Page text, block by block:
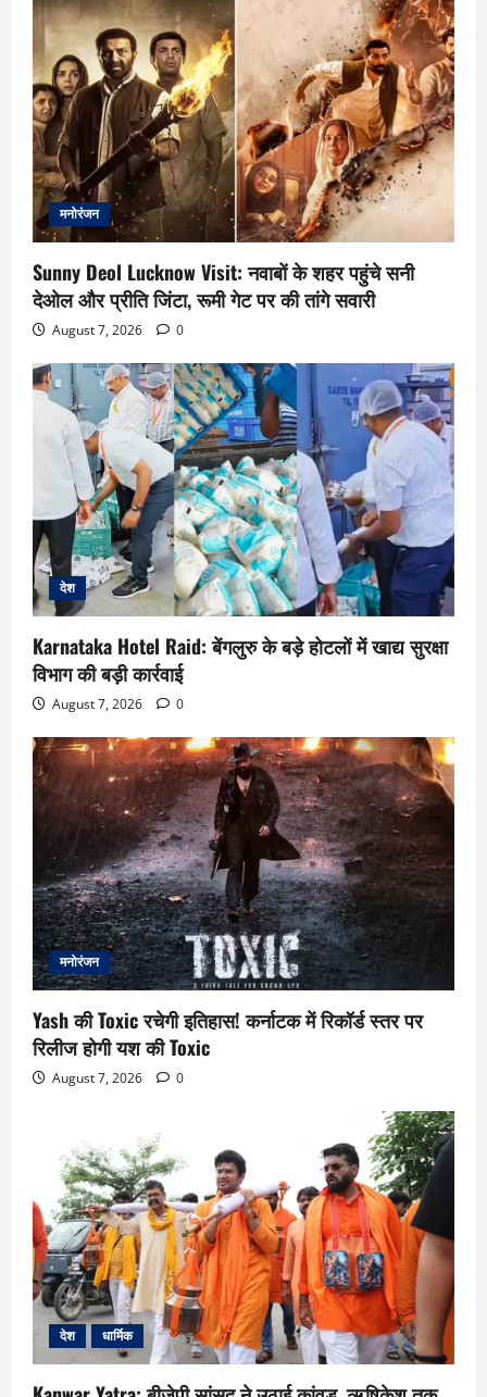
मनोरंजन
Sunny Deol Lucknow Visit: नवाबों के शहर पहुंचे सनी
देओल और प्रीति जिंटा, रूमी गेट पर की तांगे सवारी
August 7, 2026 0
देश
Karnataka Hotel Raid: बेंगलुरु के बड़े होटलों में खाद्य सुरक्षा
विभाग की बड़ी कार्रवाई
August 7, 2026 0
मनोरंजन
Yash की Toxic रचेगी इतिहास! कर्नाटक में रिकॉर्ड स्तर पर
रिलीज होगी यश की Toxic
August 7, 2026 0
देश धार्मिक